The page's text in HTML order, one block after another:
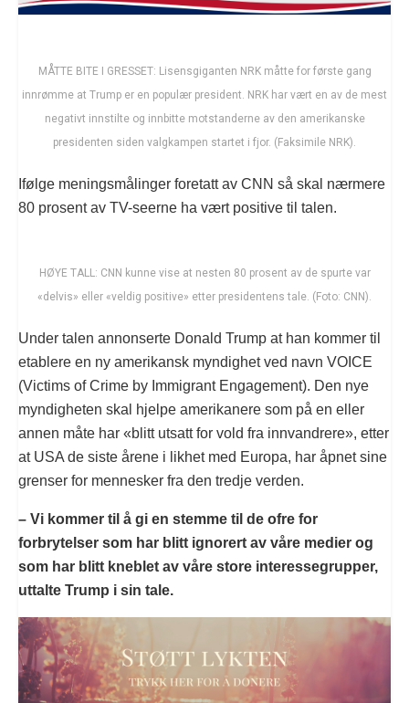
MÅTTE BITE I GRESSET: Lisensgiganten NRK måtte for første gang
innrømme at Trump er en populær president. NRK har vært en av de mest
negativt innstilte og innbitte motstanderne av den amerikanske
presidenten siden valgkampen startet i fjor. (Faksimile NRK).
Ifølge meningsmålinger foretatt av CNN så skal nærmere
80 prosent av TV-seerne ha vært positive til talen.
HØYE TALL: CNN kunne vise at nesten 80 prosent av de spurte var
«delvis» eller «veldig positive» etter presidentens tale. (Foto: CNN).
Under talen annonserte Donald Trump at han kommer til
etablere en ny amerikansk myndighet ved navn VOICE
(Victims of Crime by Immigrant Engagement). Den nye
myndigheten skal hjelpe amerikanere som på en eller
annen måte har «blitt utsatt for vold fra innvandrere», etter
at USA de siste årene i likhet med Europa, har åpnet sine
grenser for mennesker fra den tredje verden.
– Vi kommer til å gi en stemme til de ofre for
forbrytelser som har blitt ignorert av våre medier og
som har blitt kneblet av våre store interessegrupper,
uttalte Trump i sin tale.